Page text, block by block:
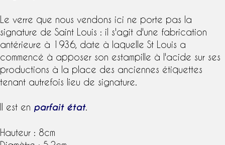
Le verre que nous vendons ici ne porte pas la
signature de Saint Louis : il s'agit d'une fabrication
antérieure à 1936, date à laquelle St Louis a
commencé à apposer son estampille à l'acide sur ses
productions à la place des anciennes étiquettes
tenant autrefois lieu de signature
Il est en parfait état.
Hauteur : 8cm